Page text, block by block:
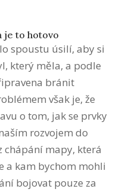
je to hotovo
spoustu úsilí, aby si
který měla, a podle
bránit
však je, že
o tom, jak se prvky
rozvojem do
chápání mapy, která
a kam bychom mohli
bojovat pouze za